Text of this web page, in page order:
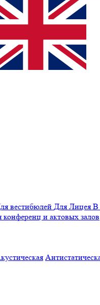
вестибюлей Для Лицея В
конференц и актовых залов